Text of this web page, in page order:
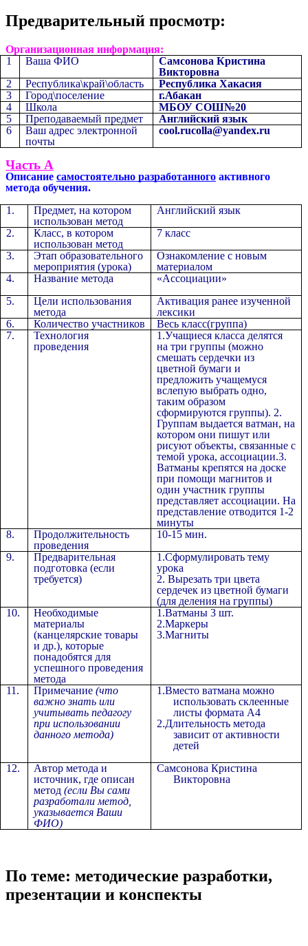
Предварительный просмотр:
Организационная информация:
1
Ваша ФИО
Самсонова Кристина
Викторовна
2
Республика\край\область
Республика Хакасия
3
Город\поселение
г.Абакан
4
Школа
МБОУ СОШ№20
5
Преподаваемый предмет
Английский язык
6
Ваш адрес электронной
почты
cool.rucolla@yandex.ru
Часть А
Описание самостоятельно разработанного активного
метода обучения.
1.
Предмет, на котором
использован метод
Английский язык
2.
Класс, в котором
использован метод
7 класс
3.
Этап образовательного
мероприятия (урока)
Ознакомление с новым
материалом
4.
Название метода
«Ассоциации»
5.
Цели использования
метода
Активация ранее изученной
лексики
6.
Количество участников
Весь класс(группа)
7.
Технология
проведения
1.Учащиеся класса делятся
на три группы (можно
смешать сердечки из
цветной бумаги и
предложить учащемуся
вслепую выбрать одно,
таким образом
сформируются группы). 2.
Группам выдается ватман, на
котором они пишут или
рисуют объекты, связанные с
темой урока, ассоциации.3.
Ватманы крепятся на доске
при помощи магнитов и
один участник группы
представляет ассоциации. На
представление отводится 1-2
минуты
8.
Продолжительность
проведения
10-15 мин.
9.
Предварительная
подготовка (если
требуется)
1.Сформулировать тему
урока
2. Вырезать три цвета
сердечек из цветной бумаги
(для деления на группы)
10.
Необходимые
материалы
(канцелярские товары
и др.), которые
понадобятся для
успешного проведения
метода
1.Ватманы 3 шт.
2.Маркеры
3.Магниты
11. Примечание (что
важно знать или
учитывать педагогу
при использовании
данного метода)
1.Вместо ватмана можно
использовать склеенные
листы формата А4
2.Длительность метода
зависит от активности
детей
12.
Автор метода и
источник, где описан
метод (если Вы сами
разработали метод,
указывается Ваши
ФИО)
Самсонова Кристина
Викторовна
По теме: методические разработки,
презентации и конспекты